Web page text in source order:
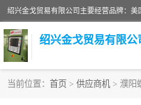
绍兴金戈贸易有限公
当前位置： 首页 > 供应商机 > 濮阳